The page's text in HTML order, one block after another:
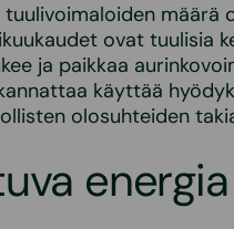
tuulivoimaloiden määrä
ovat tuulisia
ja paikkaa
käyttää
olosuhteiden